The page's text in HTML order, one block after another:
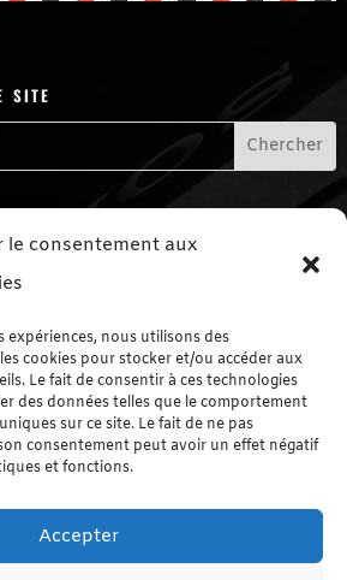
le consentement aux
expériences, nous utilisons des
cookies pour stocker et/ou accéder aux
Le fait de consentir à ces technologies
des données telles que le comportement
sur ce site. Le fait de ne pas
consentement peut avoir un effet négatif
et fonctions.
Accepter
site
sociaux